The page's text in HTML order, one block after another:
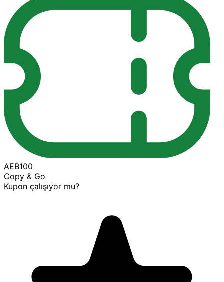
AEB100
Copy & Go
Kupon çalışıyor mu?